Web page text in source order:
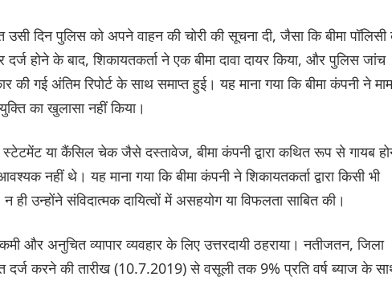
दिन पुलिस को अपने वाहन की चोरी की सूचना दी, जैसा कि बीमा
होने के बाद, शिकायतकर्ता ने एक बीमा दावा दायर किया, और पुलिस जांच
की गई अंतिम रिपोर्ट के साथ समाप्त हुई। यह माना गया कि बीमा कंपनी ने
का खुलासा नहीं किया।
स्टेटमेंट या कैंसिल चेक जैसे दस्तावेज, बीमा कंपनी द्वारा कथित रूप से गायब
नहीं थे। यह माना गया कि बीमा कंपनी ने शिकायतकर्ता द्वारा किसी भी
उन्होंने संविदात्मक दायित्वों में असहयोग या विफलता साबित की।
और अनुचित व्यापार व्यवहार के लिए उत्तरदायी ठहराया। नतीजतन, जिला
दर्ज करने की तारीख (10.7.2019) से वसूली तक 9% प्रति वर्ष ब्याज के